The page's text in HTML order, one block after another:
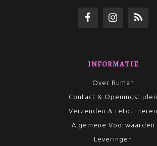
INFORMATIE
Over Rumah
Contact & Openingstijden
Verzenden & retourneren
Algemene Voorwaarden
Leveringen